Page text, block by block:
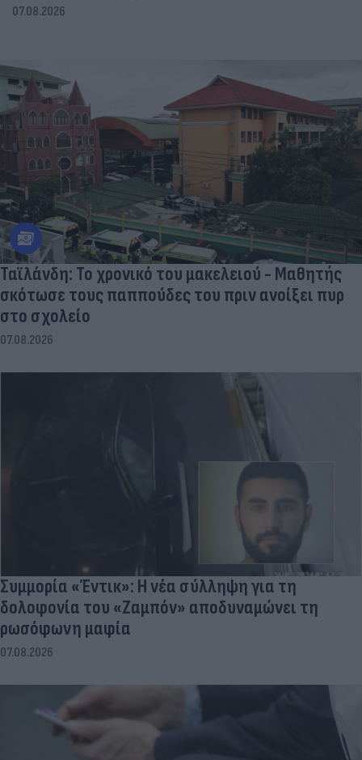
07.08.2026
Ταϊλάνδη: Το χρονικό του μακελειού - Μαθητής
σκότωσε τους παππούδες του πριν ανοίξει πυρ
στο σχολείο
07.08.2026
Συμμορία «Έντικ»: Η νέα σύλληψη για τη
δολοφονία του «Ζαμπόν» αποδυναμώνει τη
ρωσόφωνη μαφία
07.08.2026